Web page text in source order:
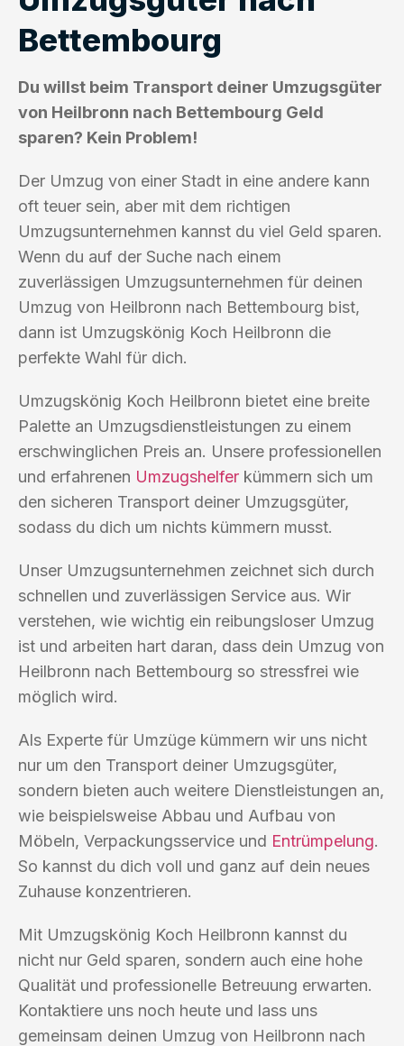
Bettembourg
Du willst beim Transport deiner Umzugsgüter
von Heilbronn nach Bettembourg Geld
sparen? Kein Problem!
Der Umzug von einer Stadt in eine andere kann
oft teuer sein, aber mit dem richtigen
Umzugsunternehmen kannst du viel Geld sparen.
Wenn du auf der Suche nach einem
zuverlässigen Umzugsunternehmen für deinen
Umzug von Heilbronn nach Bettembourg bist,
dann ist Umzugskönig Koch Heilbronn die
perfekte Wahl für dich.
Umzugskönig Koch Heilbronn bietet eine breite
Palette an Umzugsdienstleistungen zu einem
erschwinglichen Preis an. Unsere professionellen
und erfahrenen Umzugshelfer kümmern sich um
den sicheren Transport deiner Umzugsgüter,
sodass du dich um nichts kümmern musst.
Unser Umzugsunternehmen zeichnet sich durch
schnellen und zuverlässigen Service aus. Wir
verstehen, wie wichtig ein reibungsloser Umzug
ist und arbeiten hart daran, dass dein Umzug von
Heilbronn nach Bettembourg so stressfrei wie
möglich wird.
Als Experte für Umzüge kümmern wir uns nicht
nur um den Transport deiner Umzugsgüter,
sondern bieten auch weitere Dienstleistungen an,
wie beispielsweise Abbau und Aufbau von
Möbeln, Verpackungsservice und Entrümpelung.
So kannst du dich voll und ganz auf dein neues
Zuhause konzentrieren.
Mit Umzugskönig Koch Heilbronn kannst du
nicht nur Geld sparen, sondern auch eine hohe
Qualität und professionelle Betreuung erwarten.
Kontaktiere uns noch heute und lass uns
gemeinsam deinen Umzug von Heilbronn nach